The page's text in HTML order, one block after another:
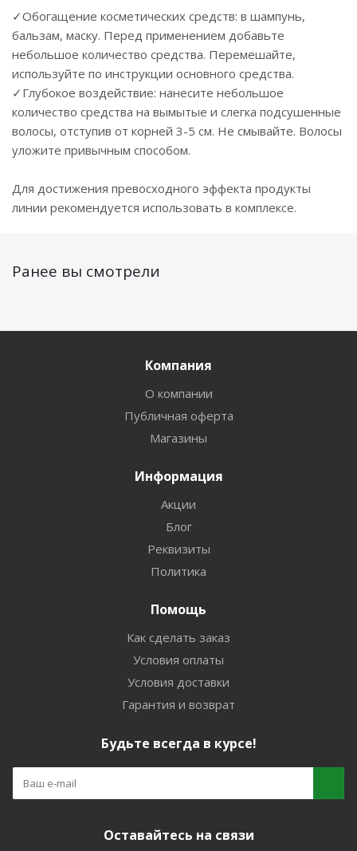
✓Обогащение косметических средств: в шампунь,
бальзам, маску. Перед применением добавьте
небольшое количество средства. Перемешайте,
используйте по инструкции основного средства.
✓Глубокое воздействие: нанесите небольшое
количество средства на вымытые и слегка подсушенные
волосы, отступив от корней 3-5 см. Не смывайте. Волосы
уложите привычным способом.
Для достижения превосходного эффекта продукты
линии рекомендуется использовать в комплексе.
Ранее вы смотрели
Компания
О компании
Публичная оферта
Магазины
Информация
Акции
Блог
Реквизиты
Политика
Помощь
Как сделать заказ
Условия оплаты
Условия доставки
Гарантия и возврат
Будьте всегда в курсе!
Оставайтесь на связи